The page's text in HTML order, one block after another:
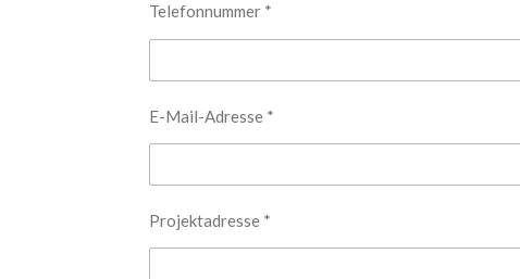
Telefonnummer *
E-Mail-Adresse *
Projektadresse *